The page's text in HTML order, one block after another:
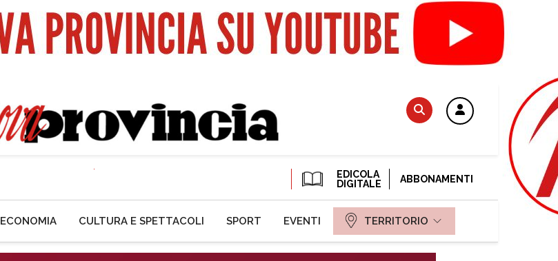
EDICOLA
DIGITALE
ABBONAMENTI
ECONOMIA CULTURA E SPETTACOLI SPORT EVENTI TERRITORIO